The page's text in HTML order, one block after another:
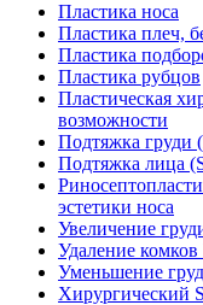
Пластика носа
Пластика плеч,
Пластика
Пластика рубцов
Пластическая
возможности
Подтяжка груди
Подтяжка лица
эстетики носа
Увеличение
Удаление
Уменьшение
Хирургический